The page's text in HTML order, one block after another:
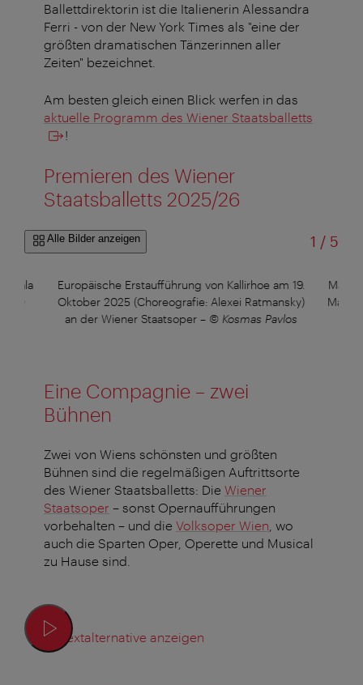
Ballettdirektorin ist die Italienerin Alessandra
Ferri - von der New York Times als "eine der
größten dramatischen Tänzerinnen aller
Zeiten" bezeichnet.
Am besten gleich einen Blick werfen in das
aktuelle Programm des Wiener Staatsballetts
!
Premieren des Wiener
Staatsballetts 2025/26
Alle Bilder anzeigen 1 /von
5
Gala
Europäische Erstaufführung von Kallirhoe am 19.
Oktober 2025 (Choreografie: Alexei Ratmansky)
an der Wiener Staatsoper – © Kosmas Pavlos
Marie
Eine Compagnie – zwei
Bühnen
Zwei von Wiens schönsten und größten
Bühnen sind die regelmäßigen Auftrittsorte
des Wiener Staatsballetts: Die Wiener
Staatsoper – sonst Opernaufführungen
vorbehalten – und die Volksoper Wien , wo
auch die Sparten Oper, Operette und Musical
zu Hause sind.
Textalternative anzeigen